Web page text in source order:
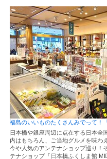
福島のいいものたくさんみでって！
日本橋や銀座周辺に点在する日本全
内はもちろん、ご当地グルメを味わ
今や人気のアンテナショップ巡り！
テナショップ「日本橋ふくしま館